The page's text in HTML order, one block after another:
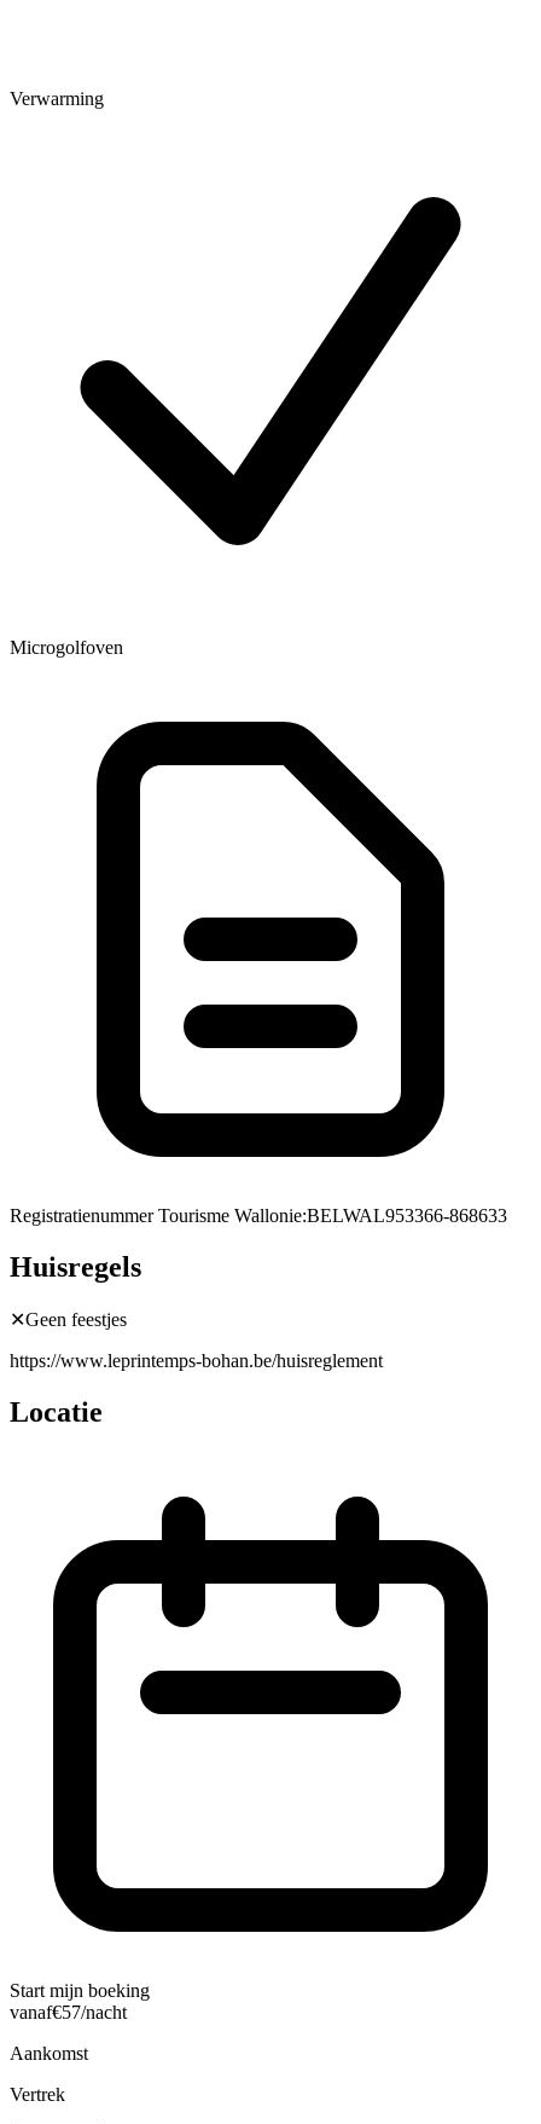
Verwarming
Microgolfoven
Registratienummer Tourisme Wallonie:BELWAL953366-868633
Huisregels
✕Geen feestjes
https://www.leprintemps-bohan.be/huisreglement
Locatie
Start mijn boeking
vanaf€57/nacht
Aankomst
Vertrek